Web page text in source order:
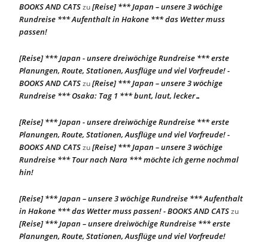
BOOKS AND CATSzu[Reise] *** Japan – unsere 3 wöchige
Rundreise *** Aufenthalt in Hakone *** das Wetter muss
passen!
[Reise] *** Japan - unsere dreiwöchige Rundreise *** erste
Planungen, Route, Stationen, Ausflüge und viel Vorfreude! -
BOOKS AND CATSzu[Reise] *** Japan – unsere 3 wöchige
Rundreise *** Osaka: Tag 1 *** bunt, laut, lecker…
[Reise] *** Japan - unsere dreiwöchige Rundreise *** erste
Planungen, Route, Stationen, Ausflüge und viel Vorfreude! -
BOOKS AND CATSzu[Reise] *** Japan – unsere 3 wöchige
Rundreise *** Tour nach Nara *** möchte ich gerne nochmal
hin!
[Reise] *** Japan – unsere 3 wöchige Rundreise *** Aufenthalt
in Hakone *** das Wetter muss passen! - BOOKS AND CATSzu
[Reise] *** Japan – unsere dreiwöchige Rundreise *** erste
Planungen, Route, Stationen, Ausflüge und viel Vorfreude!